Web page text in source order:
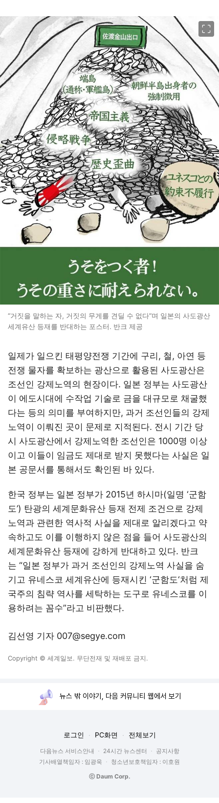
“거짓을 말하는 자, 거짓의 무게를 견딜 수 없다”며 일본의 사도광산
세계유산 등재를 반대하는 포스터. 반크 제공
일제가 일으킨 태평양전쟁 기간에 구리, 철, 아연 등
전쟁 물자를 확보하는 광산으로 활용된 사도광산은
조선인 강제노역의 현장이다. 일본 정부는 사도광산
이 에도시대에 수작업 기술로 금을 대규모로 채굴했
다는 등의 의미를 부여하지만, 과거 조선인들의 강제
노역이 이뤄진 곳이 문제로 지적된다. 전시 기간 당
시 사도광산에서 강제노역한 조선인은 1000명 이상
이고 이들이 임금도 제대로 받지 못했다는 사실은 일
본 공문서를 통해서도 확인된 바 있다.
한국 정부는 일본 정부가 2015년 하시마(일명 ‘군함
도’) 탄광의 세계문화유산 등재 전제 조건으로 강제
노역과 관련한 역사적 사실을 제대로 알리겠다고 약
속하고도 이를 이행하지 않은 점을 들어 사도광산의
세계문화유산 등재에 강하게 반대하고 있다. 반크
는 “일본 정부가 과거 조선인의 강제노역 사실을 숨
기고 유네스코 세계유산에 등재시킨 ‘군함도‘처럼 제
국주의 침략 역사를 세탁하는 도구로 유네스코를 이
용하려는 꼼수”라고 비판했다.
김선영 기자 007@segye.com
Copyright © 세계일보. 무단전재 및 재배포 금지.
뉴스 밖 이야기, 다음 커뮤니티 웹에서 보기
로그인 PC화면 전체보기
다음뉴스 서비스안내 24시간 뉴스센터
공지사항
기사배열책임자 : 임광욱
청소년보호책임자 : 이호원
ⓒ Daum Corp.